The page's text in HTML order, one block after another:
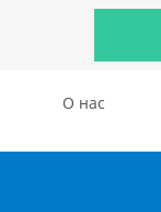
О нас